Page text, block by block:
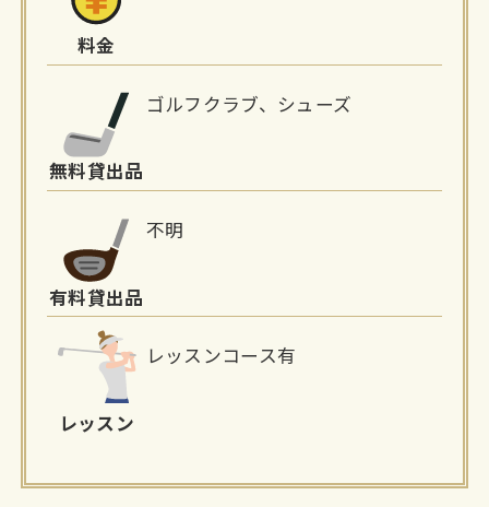
料金
無料貸出品
ゴルフクラブ、シューズ
有料貸出品
不明
レッスン
レッスンコース有